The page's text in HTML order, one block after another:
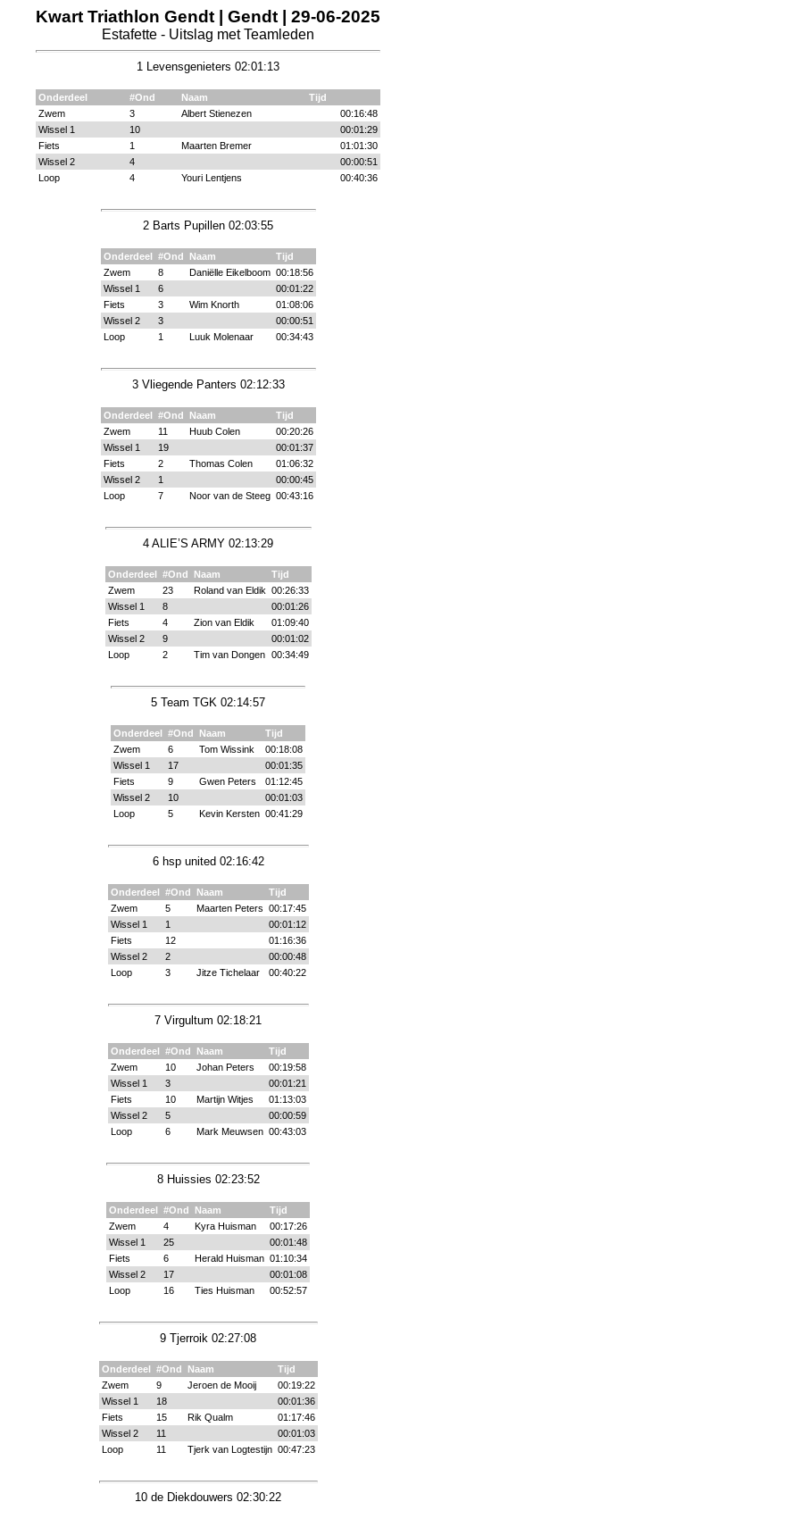
Kwart Triathlon Gendt | Gendt | 29-06-2025
Estafette - Uitslag met Teamleden
1 Levensgenieters 02:01:13
Onderdeel #Ond Naam
Tijd
Zwem
3 Albert Stienezen
00:16:48
Wissel 1
10
00:01:29
Fiets
1 Maarten Bremer
01:01:30
Wissel 2
4
00:00:51
Loop
4 Youri Lentjens 00:40:36
2 Barts Pupillen 02:03:55
Onderdeel #Ond Naam
Tijd
Zwem
8 Daniëlle Eikelboom 00:18:56
Wissel 1
6
00:01:22
Fiets
3 Wim Knorth
01:08:06
Wissel 2
3
00:00:51
Loop
1 Luuk Molenaar 00:34:43
3 Vliegende Panters 02:12:33
Onderdeel #Ond Naam
Tijd
Zwem
11 Huub Colen
00:20:26
Wissel 1
19
00:01:37
Fiets
2 Thomas Colen
01:06:32
Wissel 2
1
00:00:45
Loop
7 Noor van de Steeg 00:43:16
4 ALIE’S ARMY 02:13:29
Onderdeel #Ond Naam
Tijd
Zwem
23 Roland van Eldik 00:26:33
Wissel 1
8
00:01:26
Fiets
4 Zion van Eldik
01:09:40
Wissel 2
9
00:01:02
Loop
2 Tim van Dongen 00:34:49
5 Team TGK 02:14:57
Onderdeel #Ond Naam
Tijd
Zwem
6 Tom Wissink
00:18:08
Wissel 1
17
00:01:35
Fiets
9 Gwen Peters
01:12:45
Wissel 2
10
00:01:03
Loop
5 Kevin Kersten 00:41:29
6 hsp united 02:16:42
Onderdeel #Ond Naam
Tijd
Zwem
5 Maarten Peters 00:17:45
Wissel 1
1
00:01:12
Fiets
12
01:16:36
Wissel 2
2
00:00:48
Loop
3 Jitze Tichelaar 00:40:22
7 Virgultum 02:18:21
Onderdeel #Ond Naam
Tijd
Zwem
10 Johan Peters
00:19:58
Wissel 1
3
00:01:21
Fiets
10 Martijn Witjes
01:13:03
Wissel 2
5
00:00:59
Loop
6 Mark Meuwsen 00:43:03
8 Huissies 02:23:52
Onderdeel #Ond Naam
Tijd
Zwem
4 Kyra Huisman
00:17:26
Wissel 1
25
00:01:48
Fiets
6 Herald Huisman 01:10:34
Wissel 2
17
00:01:08
Loop
16 Ties Huisman 00:52:57
9 Tjerroik 02:27:08
Onderdeel #Ond Naam
Tijd
Zwem
9 Jeroen de Mooij
00:19:22
Wissel 1
18
00:01:36
Fiets
15 Rik Qualm
01:17:46
Wissel 2
11
00:01:03
Loop
11 Tjerk van Logtestijn 00:47:23
10 de Diekdouwers 02:30:22